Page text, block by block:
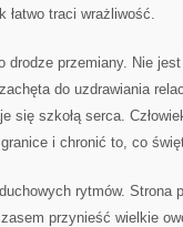
łatwo traci wrażliwość.
drodze przemiany. Nie
do uzdrawiania
się szkołą serca.
i chronić to, co
rytmów. Strona
przynieść wielkie